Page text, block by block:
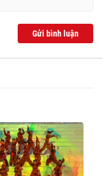
Gửi bình luận